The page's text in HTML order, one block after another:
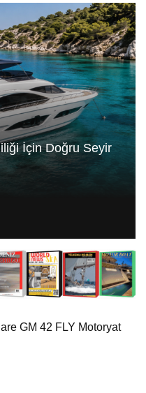
İçin Doğru Seyir
GM 42 FLY Motoryat